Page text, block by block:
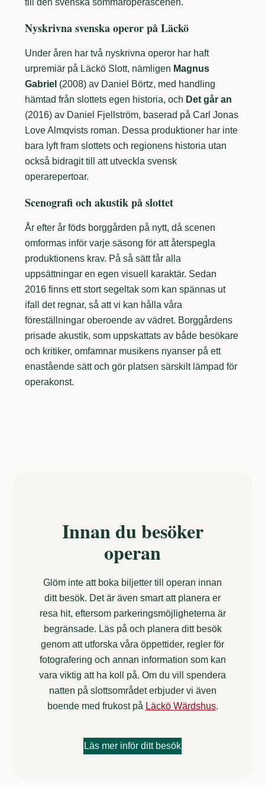
Nyskrivna svenska operor på Läckö
Under åren har två nyskrivna operor har haft
urpremiär på Läckö Slott, nämligen Magnus
Gabriel (2008) av Daniel Börtz, med handling
hämtad från slottets egen historia, och Det går an
(2016) av Daniel Fjellström, baserad på Carl Jonas
Love Almqvists roman. Dessa produktioner har inte
bara lyft fram slottets och regionens historia utan
också bidragit till att utveckla svensk
operarepertoar.
Scenografi och akustik på slottet
År efter år föds borggården på nytt, då scenen
omformas inför varje säsong för att återspegla
produktionens krav. På så sätt får alla
uppsättningar en egen visuell karaktär. Sedan
2016 finns ett stort segeltak som kan spännas ut
ifall det regnar, så att vi kan hålla våra
föreställningar oberoende av vädret. Borggårdens
prisade akustik, som uppskattats av både besökare
och kritiker, omfamnar musikens nyanser på ett
enastående sätt och gör platsen särskilt lämpad för
operakonst.
Innan du besöker
operan
Glöm inte att boka biljetter till operan innan
ditt besök. Det är även smart att planera er
resa hit, eftersom parkeringsmöjligheterna är
begränsade. Läs på och planera ditt besök
genom att utforska våra öppettider, regler för
fotografering och annan information som kan
vara viktig att ha koll på. Om du vill spendera
natten på slottsområdet erbjuder vi även
boende med frukost på Läckö Wärdshus.
Läs mer inför ditt besök